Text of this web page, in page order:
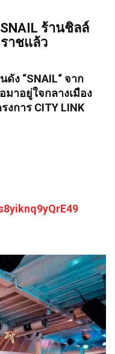
ร้านชิลล์
าชแล้ว
ง “SNAIL“ จาก
าอยู่ใจกลางเมือง
การ CITY LINK